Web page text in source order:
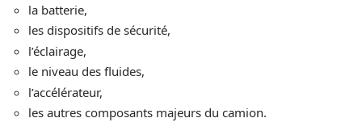
la batterie,
les dispositifs de sécurité,
l’éclairage,
le niveau des fluides,
l’accélérateur,
les autres composants majeurs du camion.